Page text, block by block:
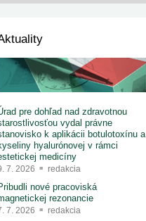
pre dohľad nad zdravotnou
vydal právne
k aplikácii botulotoxínu a
hyalurónovej v rámci
medicíny
7. 2026 redakcia
nové pracoviská
rezonancie
7. 2026 redakcia